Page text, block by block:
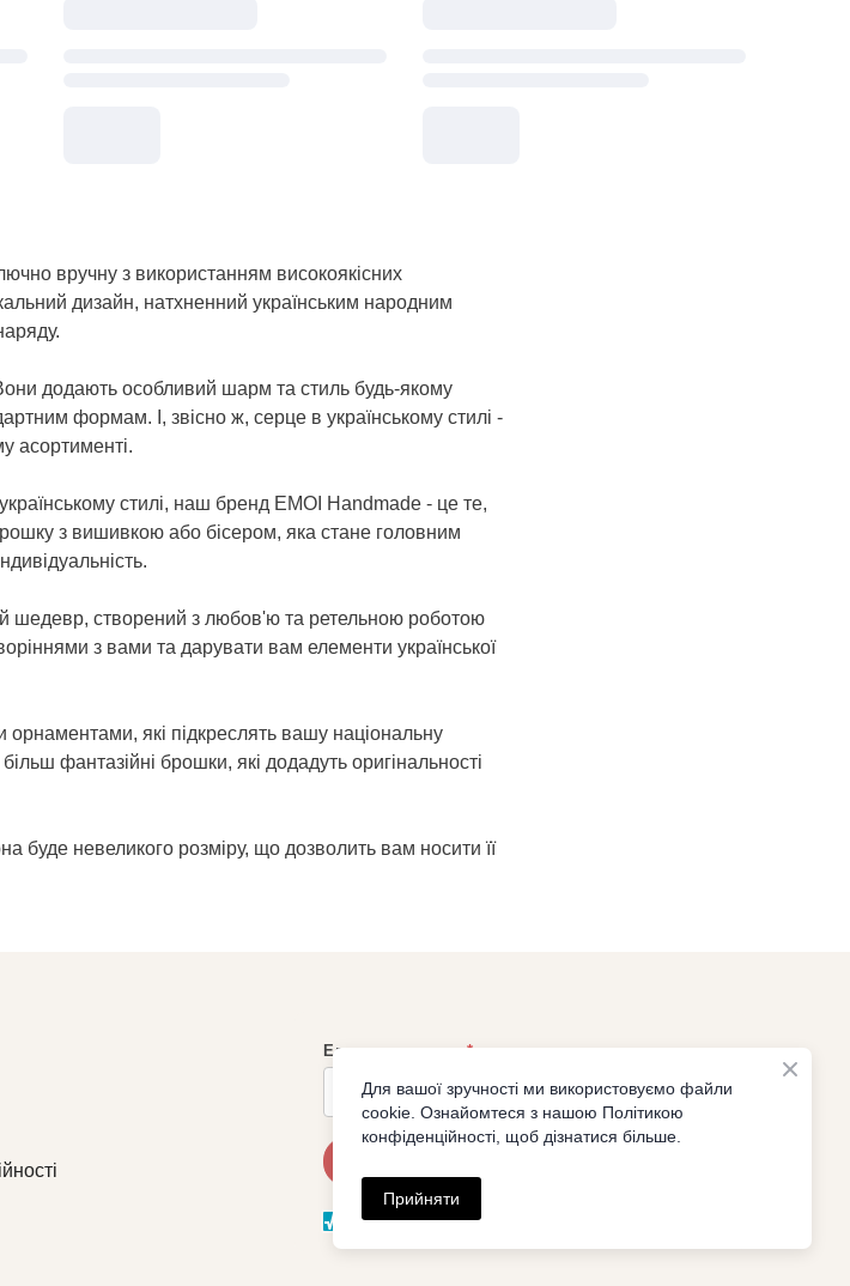
вручну з використанням високоякісних
дизайн, натхненний українським народним
додають особливий шарм та стиль будь-якому
формам. І, звісно ж, серце в українському стилі -
асортименті.
стилі, наш бренд EMOI Handmade - це те,
з вишивкою або бісером, яка стане головним
шедевр, створений з любов'ю та ретельною роботою
з вами та дарувати вам елементи української
які підкреслять вашу національну
фантазійні брошки, які додадуть оригінальності
буде невеликого розміру, що дозволить вам носити її
Електронна пошта*
Надано SendPulse
Для вашої зручності ми використовуємо файли
cookie. Ознайомтеся з нашою Політикою
конфіденційності, щоб дізнатися більше.
Прийняти